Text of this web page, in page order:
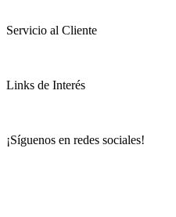
Servicio al Cliente
Links de Interés
¡Síguenos en redes sociales!